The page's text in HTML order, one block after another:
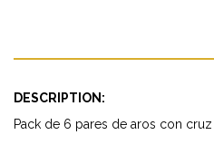
DESCRIPTION:
Pack de 6 pares de aros con